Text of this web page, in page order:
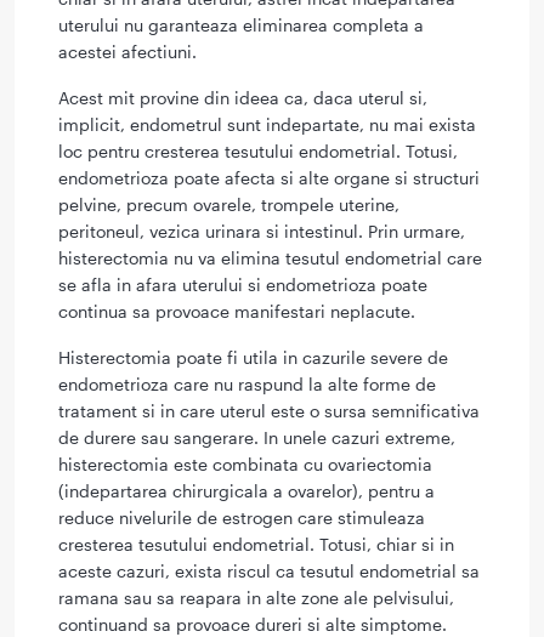
uterului nu garanteaza eliminarea completa a
acestei afectiuni.
Acest mit provine din ideea ca, daca uterul si,
implicit, endometrul sunt indepartate, nu mai exista
loc pentru cresterea tesutului endometrial. Totusi,
endometrioza poate afecta si alte organe si structuri
pelvine, precum ovarele, trompele uterine,
peritoneul, vezica urinara si intestinul. Prin urmare,
histerectomia nu va elimina tesutul endometrial care
se afla in afara uterului si endometrioza poate
continua sa provoace manifestari neplacute.
Histerectomia poate fi utila in cazurile severe de
endometrioza care nu raspund la alte forme de
tratament si in care uterul este o sursa semnificativa
de durere sau sangerare. In unele cazuri extreme,
histerectomia este combinata cu ovariectomia
(indepartarea chirurgicala a ovarelor), pentru a
reduce nivelurile de estrogen care stimuleaza
cresterea tesutului endometrial. Totusi, chiar si in
aceste cazuri, exista riscul ca tesutul endometrial sa
ramana sau sa reapara in alte zone ale pelvisului,
continuand sa provoace dureri si alte simptome.